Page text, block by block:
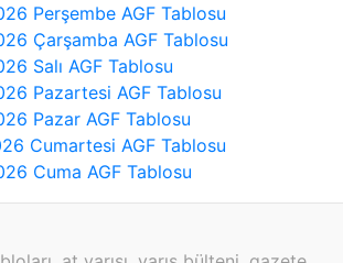
Perşembe AGF Tablosu
Çarşamba AGF Tablosu
Salı AGF Tablosu
Pazartesi AGF Tablosu
Pazar AGF Tablosu
Cumartesi AGF Tablosu
Cuma AGF Tablosu